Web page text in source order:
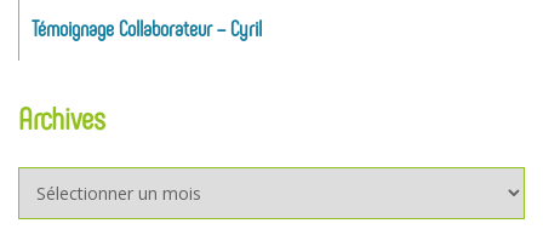
Témoignage Collaborateur – Cyril
Archives
Archives